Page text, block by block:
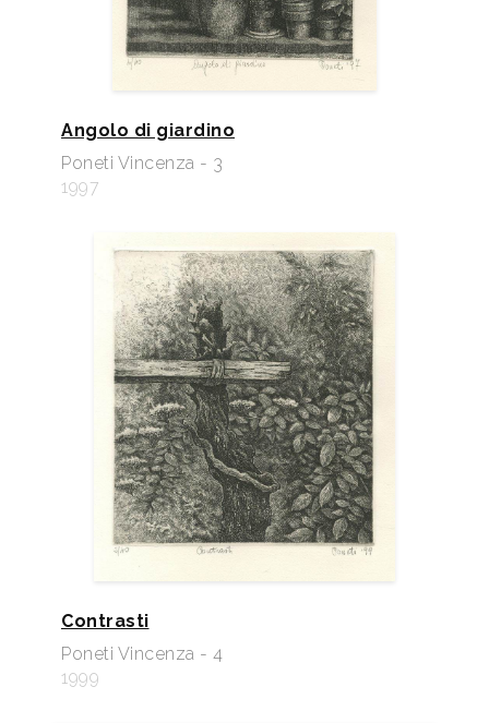
Angolo di giardino
Poneti Vincenza - 3
1997
Contrasti
Poneti Vincenza - 4
1999